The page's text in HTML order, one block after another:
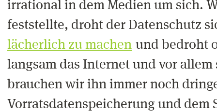
irrational in dem Medien um sich.
feststellte, droht der Datenschutz
lächerlich zu machen und bedroht
langsam das Internet und vor allem
brauchen wir ihn immer noch
Vorratsdatenspeicherung und dem